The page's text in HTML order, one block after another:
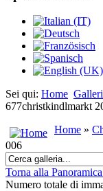
Sei qui: Home
677christkindlmarkt
Home »
006
Torna alla
Numero totale di